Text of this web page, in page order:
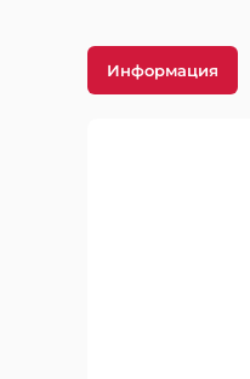
Информация